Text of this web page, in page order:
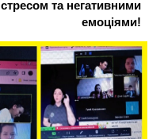
та негативними
емоціями!